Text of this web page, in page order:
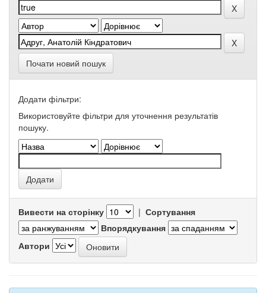
Почати новий пошук
Додати фільтри:
Використовуйте фільтри для уточнення результатів
пошуку.
Вивести на сторінку | Сортування
Впорядкування
Автори